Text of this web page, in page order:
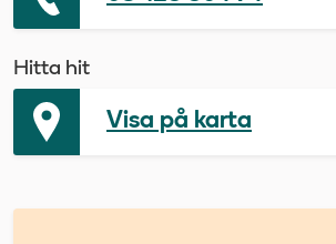
Hitta hit
Visa på karta